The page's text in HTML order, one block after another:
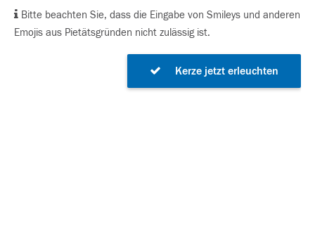
Bitte beachten Sie, dass die Eingabe von Smileys und anderen
Emojis aus Pietätsgründen nicht zulässig ist.
Kerze jetzt erleuchten